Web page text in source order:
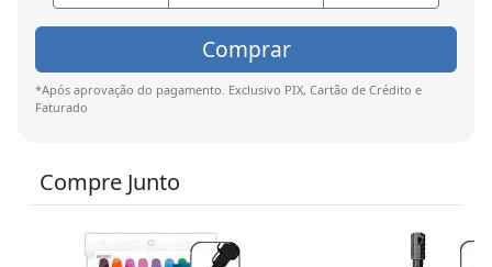
Comprar
*Após aprovação do pagamento. Exclusivo PIX, Cartão de Crédito e
Faturado
Compre Junto